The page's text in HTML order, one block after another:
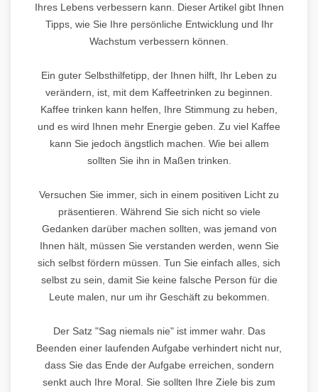
Ihres Lebens verbessern kann. Dieser Artikel gibt Ihnen
Tipps, wie Sie Ihre persönliche Entwicklung und Ihr
Wachstum verbessern können.
Ein guter Selbsthilfetipp, der Ihnen hilft, Ihr Leben zu
verändern, ist, mit dem Kaffeetrinken zu beginnen.
Kaffee trinken kann helfen, Ihre Stimmung zu heben,
und es wird Ihnen mehr Energie geben. Zu viel Kaffee
kann Sie jedoch ängstlich machen. Wie bei allem
sollten Sie ihn in Maßen trinken.
Versuchen Sie immer, sich in einem positiven Licht zu
präsentieren. Während Sie sich nicht so viele
Gedanken darüber machen sollten, was jemand von
Ihnen hält, müssen Sie verstanden werden, wenn Sie
sich selbst fördern müssen. Tun Sie einfach alles, sich
selbst zu sein, damit Sie keine falsche Person für die
Leute malen, nur um ihr Geschäft zu bekommen.
Der Satz "Sag niemals nie" ist immer wahr. Das
Beenden einer laufenden Aufgabe verhindert nicht nur,
dass Sie das Ende der Aufgabe erreichen, sondern
senkt auch Ihre Moral. Sie sollten Ihre Ziele bis zum